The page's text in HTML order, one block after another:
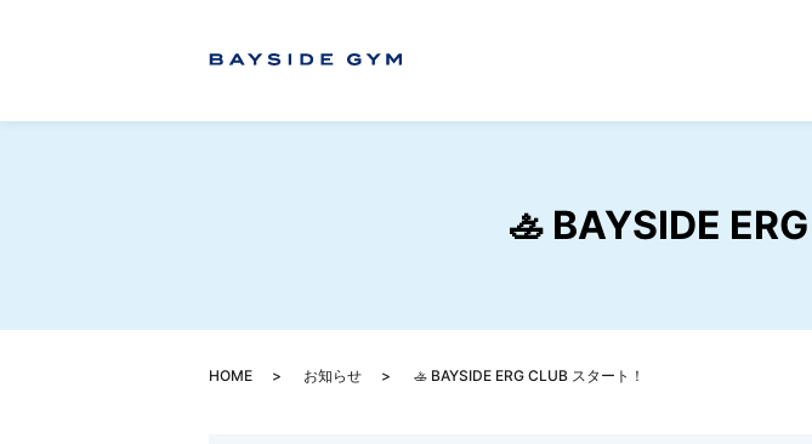
🚣 BAYSIDE
HOME お知らせ 🚣 BAYSIDE ERG CLUB スタート！